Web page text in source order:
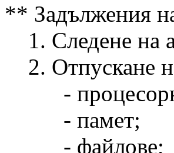
** Задължения
1. Следене на
2. Отпускане
-
- памет;
- файлове;